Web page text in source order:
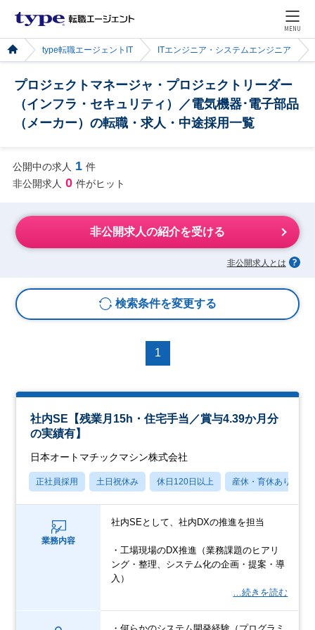
MENU
type転職エージェントIT ITエンジニア・システムエンジニア
プロジェクトマネージャ・プロジェクトリーダー
（インフラ・セキュリティ）／電気機器･電子部品
（メーカー）の転職・求人・中途採用一覧
公開中の求人 1 件
非公開求人 0 件がヒット
非公開求人の紹介を受ける
非公開求人とは
検索条件を変更する
1
社内SE【残業月15h・住宅手当／賞与4.39か月分
の実績有】
日本オートマチックマシン株式会社
正社員採用 土日祝休み 休日120日以上 産休・育休あり
業務内容
社内SEとして、社内DXの推進を担当
・工場現場のDX推進（業務課題のヒアリ
ング・整理、システム化の企画・提案・導
入）
…続きを読む